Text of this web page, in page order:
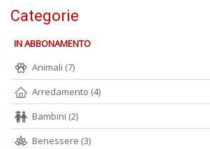
Categorie
IN ABBONAMENTO
Animali (7)
Arredamento (4)
Bambini (2)
Benessere (3)